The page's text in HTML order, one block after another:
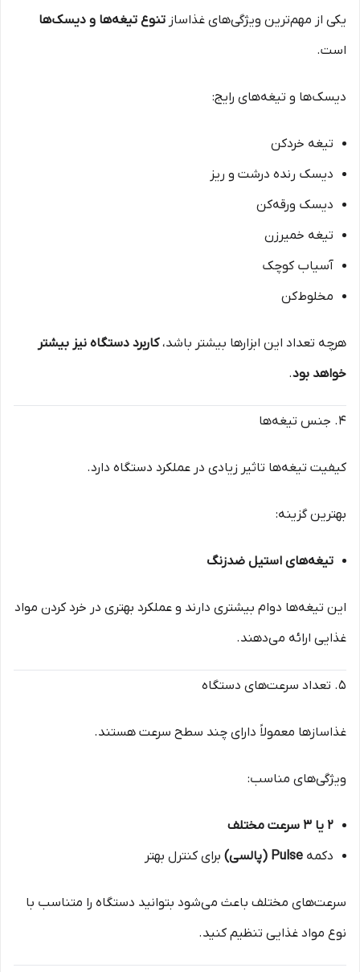
یکی از مهم‌ترین ویژگی‌های غذاساز تنوع تیغه‌ها و دیسک‌ها
است.
دیسک‌ها و تیغه‌های رایج:
تیغه خردکن
دیسک رنده درشت و ریز
دیسک ورقه‌کن
تیغه خمیرزن
آسیاب کوچک
مخلوط‌کن
هرچه تعداد این ابزارها بیشتر باشد،کاربرد دستگاه نیز بیشتر
خواهد بود.
۴. جنس تیغه‌ها
کیفیت تیغه‌ها تاثیر زیادی در عملکرد دستگاه دارد.
بهترین گزینه:
تیغه‌های استیل ضدزنگ
این تیغه‌ها دوام بیشتری دارند و عملکرد بهتری در خرد کردن مواد
غذایی ارائه می‌دهند.
۵. تعداد سرعت‌های دستگاه
غذاسازها معمولاً دارای چند سطح سرعت هستند.
ویژگی‌های مناسب:
۲ یا ۳ سرعت مختلف
دکمه Pulse (پالسی) برای کنترل بهتر
سرعت‌های مختلف باعث می‌شود بتوانید دستگاه را متناسب با
نوع مواد غذایی تنظیم کنید.